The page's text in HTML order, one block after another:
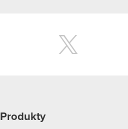
Produkty